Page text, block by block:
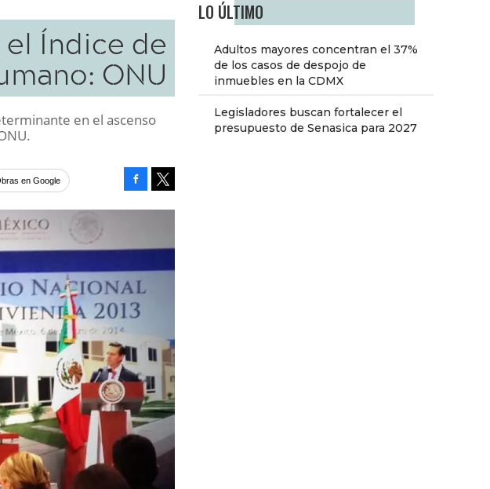
LO ÚLTIMO
Adultos mayores concentran el 37%
de los casos de despojo de
inmuebles en la CDMX
Legisladores buscan fortalecer el
presupuesto de Senasica para 2027
Índice de
ONU
en el ascenso
en Google